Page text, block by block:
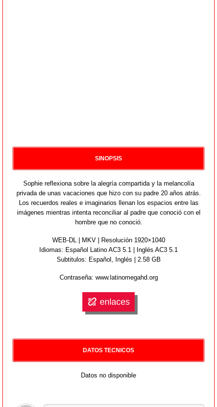
SINOPSIS
Sophie reflexiona sobre la alegría compartida y la melancolía
privada de unas vacaciones que hizo con su padre 20 años atrás.
Los recuerdos reales e imaginarios llenan los espacios entre las
imágenes mientras intenta reconciliar al padre que conoció con el
hombre que no conoció.
WEB-DL | MKV | Resolución 1920×1040
Idiomas: Español Latino AC3 5.1 | Inglés AC3 5.1
Subtitulos: Español,
Inglés | 2.58 GB
Contraseña: www.latinomegahd.org
enlaces
DATOS TECNICOS
Datos no disponible